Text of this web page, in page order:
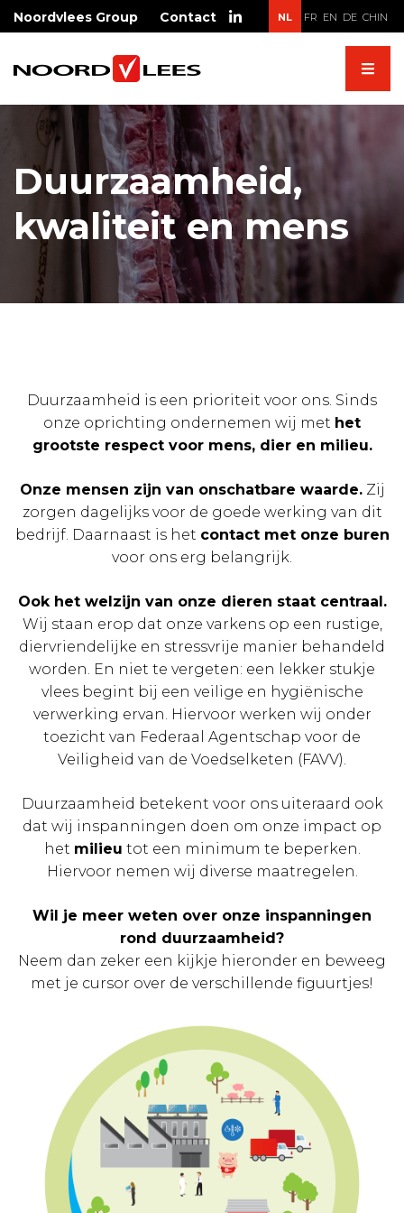
Skip
to
Noordvlees Group Contact NL FR EN DE CHIN
Duurzaamheid,
kwaliteit en mens
Duurzaamheid is een prioriteit voor ons. Sinds
onze oprichting ondernemen wij met het
grootste respect voor mens, dier en milieu.
Onze mensen zijn van onschatbare waarde.Zij
zorgen dagelijks voor de goede werking van dit
bedrijf. Daarnaast is het contact met onze buren
voor ons erg belangrijk.
Ook het welzijn van onze dieren staat centraal.
Wij staan erop dat onze varkens op een rustige,
diervriendelijke en stressvrije manier behandeld
worden. En niet te vergeten: een lekker stukje
vlees begint bij een veilige en hygiënische
verwerking ervan. Hiervoor werken wij onder
toezicht van Federaal Agentschap voor de
Veiligheid van de Voedselketen (FAVV).
Duurzaamheid betekent voor ons uiteraard ook
dat wij inspanningen doen om onze impact op
het milieu tot een minimum te beperken.
Hiervoor nemen wij diverse maatregelen.
Wil je meer weten over onze inspanningen
rond duurzaamheid?
Neem dan zeker een kijkje hieronder en beweeg
met je cursor over de verschillende figuurtjes!